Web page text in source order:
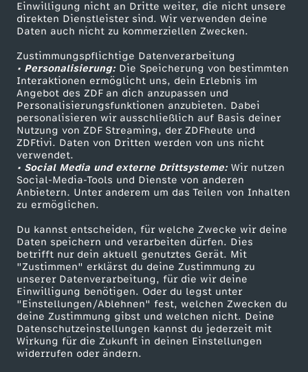
Einwilligung nicht an Dritte weiter, die nicht unsere
direkten Dienstleister sind. Wir verwenden deine
Daten auch nicht zu kommerziellen Zwecken.
Zustimmungspflichtige Datenverarbeitung
• Personalisierung:Die Speicherung von bestimmten
Interaktionen ermöglicht uns, dein Erlebnis im
Angebot des ZDF an dich anzupassen und
Personalisierungsfunktionen anzubieten. Dabei
personalisieren wir ausschließlich auf Basis deiner
Nutzung von ZDF Streaming, der ZDFheute und
ZDFtivi. Daten von Dritten werden von uns nicht
verwendet.
• Social Media und externe Drittsysteme:Wir nutzen
Social-Media-Tools und Dienste von anderen
Anbietern. Unter anderem um das Teilen von Inhalten
zu ermöglichen.
Du kannst entscheiden, für welche Zwecke wir deine
Daten speichern und verarbeiten dürfen. Dies
betrifft nur dein aktuell genutztes Gerät. Mit
"Zustimmen" erklärst du deine Zustimmung zu
unserer Datenverarbeitung, für die wir deine
Einwilligung benötigen. Oder du legst unter
"Einstellungen/Ablehnen" fest, welchen Zwecken du
deine Zustimmung gibst und welchen nicht. Deine
Datenschutzeinstellungen kannst du jederzeit mit
Wirkung für die Zukunft in deinen Einstellungen
widerrufen oder ändern.
Smart TV
ZDFtext
Livestreams
Sendungen A-Z
TV-Programm
Kontakt zum ZDF
Tickets
Zuschauerservice
Hilfe
ZDF Unternehmen
Karriere
ZDF goes Schule
Werbefernsehen
Mainzelmännchen